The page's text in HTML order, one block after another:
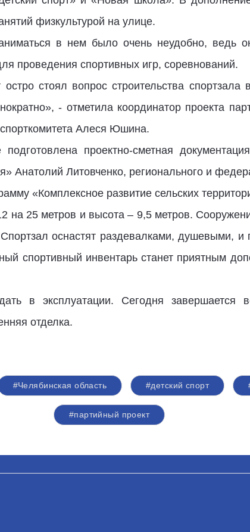
физкультурой на улице.
в нем было очень неудобно, ведь
проведения спортивных игр, соревнований.
стоял вопрос строительства
- отметила координатор проекта
Алеся Юшина.
проектно-сметная
Анатолий Литовченко, регионального и
«Комплексное развитие сельских
на 25 метров и высота – 9,5 метров.
оснастят раздевалками, душевыми,
спортивный инвентарь станет приятным
в эксплуатации. Сегодня завершается
отделка.
#Челябинская область #детский спорт
#партийный проект